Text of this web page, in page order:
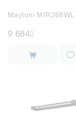
Maytoni
9 684